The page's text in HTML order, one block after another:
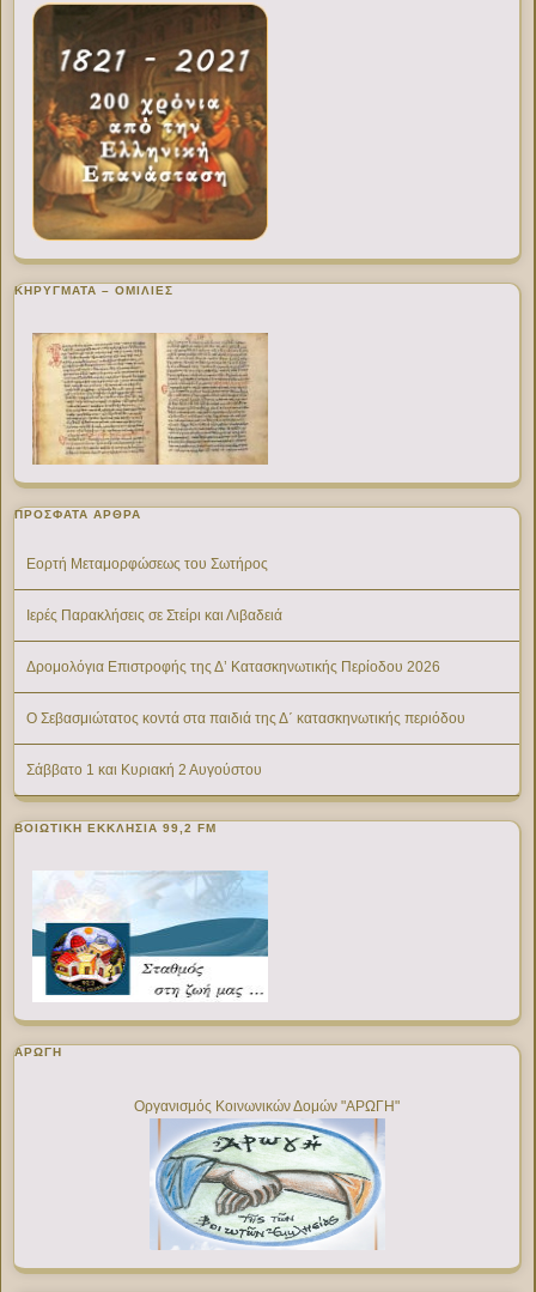
ΚΗΡΥΓΜΑΤΑ – ΟΜΙΛΙΕΣ
ΠΡΌΣΦΑΤΑ ΆΡΘΡΑ
Εορτή Μεταμορφώσεως του Σωτήρος
Ιερές Παρακλήσεις σε Στείρι και Λιβαδειά
Δρομολόγια Επιστροφής της Δ’ Κατασκηνωτικής Περίοδου 2026
Ο Σεβασμιώτατος κοντά στα παιδιά της Δ΄ κατασκηνωτικής περιόδου
Σάββατο 1 και Κυριακή 2 Αυγούστου
ΒΟΙΩΤΙΚΉ ΕΚΚΛΗΣΊΑ 99,2 FM
ΑΡΩΓΗ
Οργανισμός Κοινωνικών Δομών "ΑΡΩΓΗ"